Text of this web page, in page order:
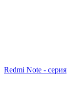
Redmi Note - серия